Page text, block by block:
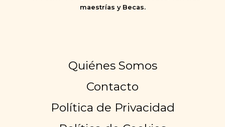
maestrías y Becas.
Quiénes Somos
Contacto
Política de Privacidad